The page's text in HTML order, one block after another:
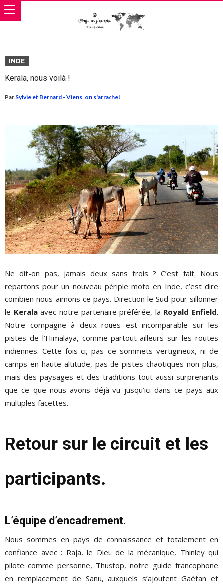
INDE
Kerala, nous voilà !
Par Sylvie et Bernard - Viens, on s'arrache!
Ne dit-on pas, jamais deux sans trois ? C’est fait. Nous
repartons pour un nouveau périple moto en Inde, c’est dire
combien nous aimons ce pays. Direction le Sud pour sillonner
le Keralaavec notre partenaire préférée, la Royald Enfield.
Notre compagne à deux roues est incomparable sur les
pistes de l’Himalaya, comme partout ailleurs sur les routes
indiennes. Cette fois-ci, pas de sommets vertigineux, ni de
camps en haute altitude, pas de pistes chaotiques non plus,
mais des paysages et des traditions tout aussi surprenants
que ce que nous avons déjà vu jusqu’ici dans ce pays aux
multiples facettes.
Retour sur le circuit et les
participants.
L’équipe d’encadrement.
Nous sommes en pays de connaissance et totalement en
confiance avec : Raja, le Dieu de la mécanique, Thinley qui
pilote comme personne, Thustop, notre guide francophone
en remplacement de Sanu, auxquels s’ajoutent Gaétan et